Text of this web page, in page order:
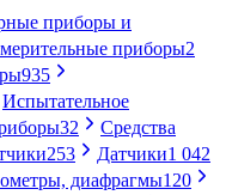
приборы и
приборы2
935
Испытательное
32
Средства
253 Датчики1 042
диафрагмы120